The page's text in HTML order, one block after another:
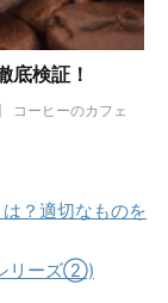
底検証！
コーヒーのカフェ
？適切なものを
リーズ②)